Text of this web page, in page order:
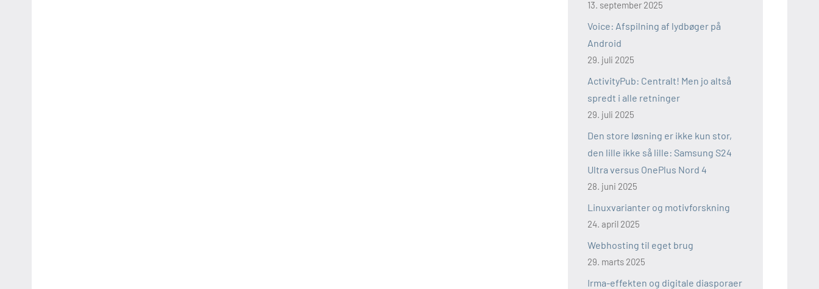
13. september 2025
Voice: Afspilning af lydbøger på
Android
29. juli 2025
ActivityPub: Centralt! Men jo altså
spredt i alle retninger
29. juli 2025
Den store løsning er ikke kun stor,
den lille ikke så lille: Samsung S24
Ultra versus OnePlus Nord 4
28. juni 2025
Linuxvarianter og motivforskning
24. april 2025
Webhosting til eget brug
29. marts 2025
Irma-effekten og digitale diasporaer